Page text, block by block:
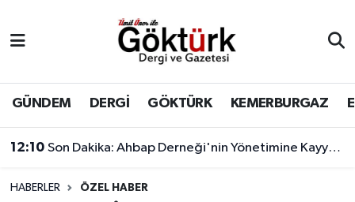
GÜNDEM DERGİ GÖKTÜRK KEMERBURGAZ
12:10 Son Dakika: Ahbap Derneği'nin Yönetimine Kayyum Atandı
HABERLER ÖZEL HABER
BİLİM
DERGİ
DÜNYA
Eyüpsultan Hava Durumu
Eyüpsultan Trafik Yoğunluk Haritası
Süper Lig Puan Durumu ve Fikstür
Tüm Manşetler